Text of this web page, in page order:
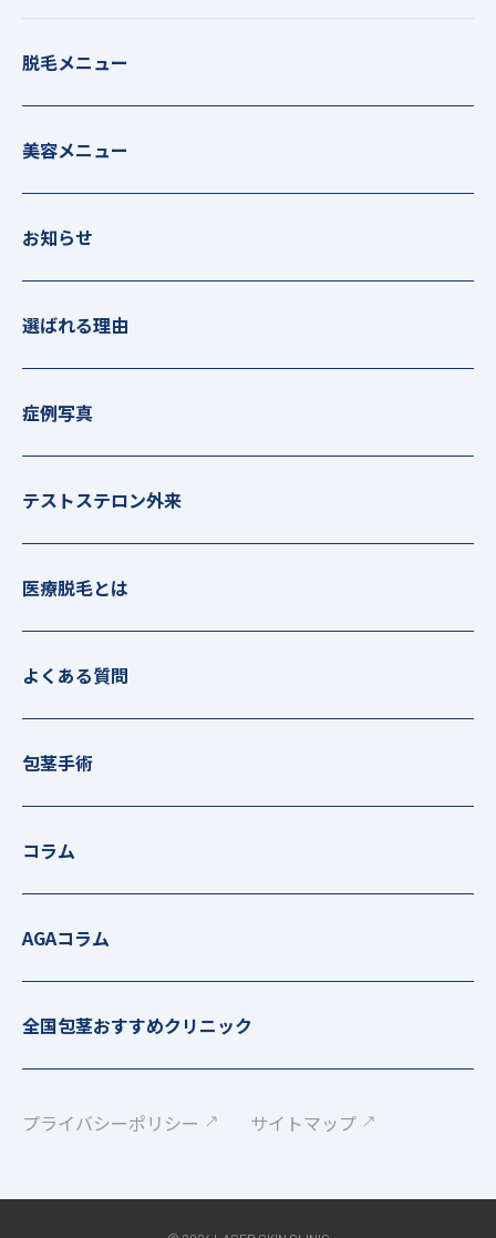
脱毛メニュー
美容メニュー
お知らせ
選ばれる理由
症例写真
テストステロン外来
医療脱毛とは
よくある質問
包茎手術
コラム
AGAコラム
全国包茎おすすめクリニック
プライバシーポリシー サイトマップ